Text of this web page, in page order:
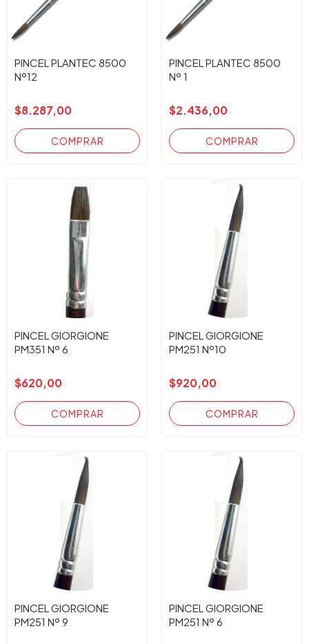
PINCEL PLANTEC 8500
Nº12
$8.287,00
PINCEL PLANTEC 8500
Nº 1
$2.436,00
PINCEL GIORGIONE
PM351 Nº 6
$620,00
PINCEL GIORGIONE
PM251 Nº10
$920,00
PINCEL GIORGIONE
PM251 Nº 9
PINCEL GIORGIONE
PM251 Nº 6